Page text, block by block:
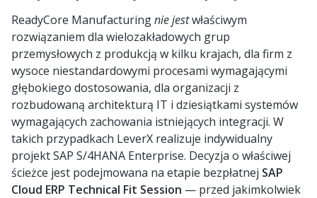
ReadyCore Manufacturingnie jestwłaściwym
rozwiązaniem dla wielozakładowych grup
przemysłowych z produkcją w kilku krajach, dla firm z
wysoce niestandardowymi procesami wymagającymi
głębokiego dostosowania, dla organizacji z
rozbudowaną architekturą IT i dziesiątkami systemów
wymagających zachowania istniejących integracji. W
takich przypadkach LeverX realizuje indywidualny
projekt SAP S/4HANA Enterprise. Decyzja o właściwej
ścieżce jest podejmowana na etapie bezpłatnej SAP
Cloud ERP Technical Fit Session — przed jakimkolwiek